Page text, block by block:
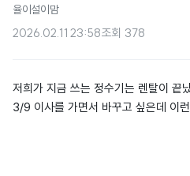
율이설이맘
2026.02.11 23:58조회 378
저희가 지금 쓰는 정수기는 렌탈이 끝
3/9 이사를 가면서 바꾸고 싶은데 이